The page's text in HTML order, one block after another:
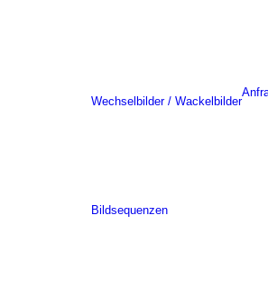
Wechselbilder / Wackelbilder
Bildsequenzen